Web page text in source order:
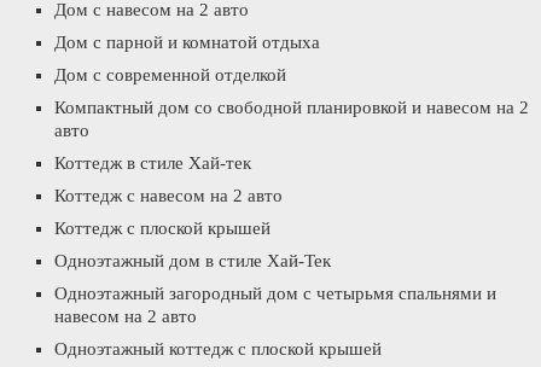
Дом с навесом на 2 авто
Дом с парной и комнатой отдыха
Дом с современной отделкой
Компактный дом со свободной планировкой и навесом на 2
авто
Коттедж в стиле Хай-тек
Коттедж с навесом на 2 авто
Коттедж с плоской крышей
Одноэтажный дом в стиле Хай-Тек
Одноэтажный загородный дом с четырьмя спальнями и
навесом на 2 авто
Одноэтажный коттедж с плоской крышей